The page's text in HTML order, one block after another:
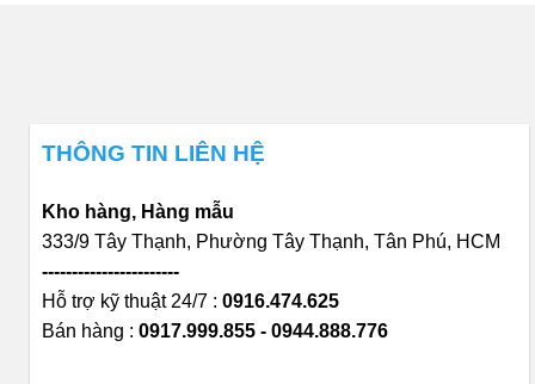
THÔNG TIN LIÊN HỆ
Kho hàng, Hàng mẫu
333/9 Tây Thạnh, Phường Tây Thạnh, Tân Phú, HCM
-----------------------
Hỗ trợ kỹ thuật 24/7 : 0916.474.625
Bán hàng : 0917.999.855 - 0944.888.776